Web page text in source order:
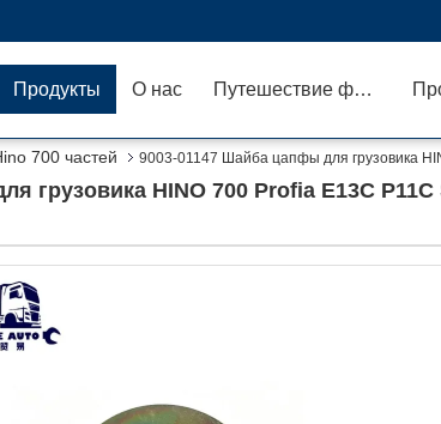
Продукты О нас Путешествие фабрики
700 частей
9003-01147 Шайба цапфы для грузовика
грузовика HINO 700 Profia E13C